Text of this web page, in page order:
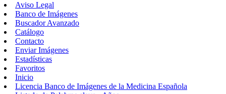
Aviso Legal
Banco de Imágenes
Buscador Avanzado
Catálogo
Contacto
Enviar Imágenes
Estadísticas
Favoritos
Inicio
Licencia Banco de Imágenes de la Medicina Española